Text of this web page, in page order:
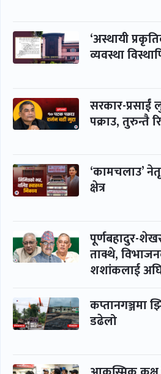
‘अस्थायी
व्यवस्था
सरकार-प्रसाईं
पक्राउ, तुरुन्तै
‘कामचलाउ’
क्षेत्र
पूर्णबहादुर-
ताक्थे,
शशांकलाई
कप्तानगञ्जमा
डढेलो